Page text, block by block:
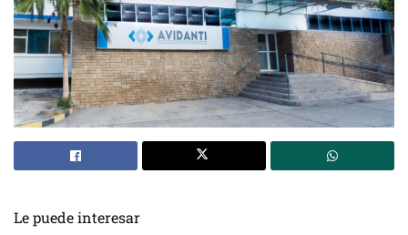
Le puede interesar